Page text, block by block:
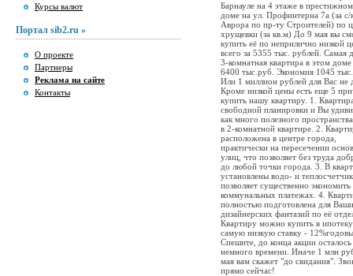
Курсы валют
Портал sib2.ru »
О проекте
Партнеры
Реклама на сайте
Контакты
Барнауле на 4 этаже в
доме на ул. Профинтерна 7а (за с/
Аврора по пр-ту Строителей) по
хрущевки (за кв.м) До 9 мая вы
купить её по неприлично низкой
всего за 5355 тыс. рублей. Самая
3-комнатная квартира в этом доме
6400 тыс.руб. Экономия 1045
Или 1 миллион рублей для Вас не
Кроме низкой цены есть еще 5
купить нашу квартиру. 1.
свободной планировки и Вы
как много полезного
в 2-комнатной квартире. 2.
расположена в центре города,
практически на пересечении
улиц, что позволяет без труда
до любой точки города. 3. В
установлены водо- и
позволяет существенно экономить
коммунальных платежах. 4.
полностью подготовлена для
дизайнерских фантазий по её
Квартиру можно купить в
самую низкую ставку -
Спешите, до конца акции осталось
немного времени. Иначе 1 млн
мая вам скажет "до свидания".
прямо сейчас!